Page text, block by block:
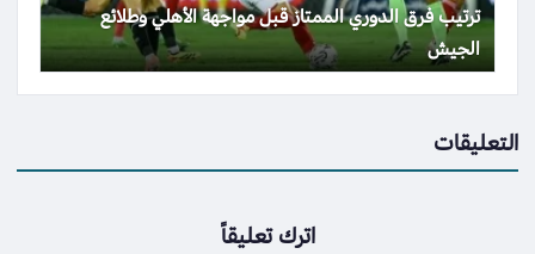
ترتيب فرق الدوري الممتاز قبل مواجهة الأهلي وطلائع
الجيش
التعليقات
اترك تعليقاً